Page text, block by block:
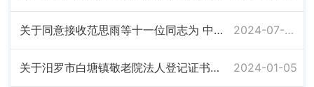
关于同意接收范思雨等十一位同志为 中共预备党员的批复 2024-07-04
关于汨罗市白塘镇敬老院法人登记证书遗失的情况说明 2024-01-05